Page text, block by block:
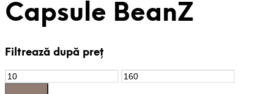
Capsule BeanZ
Filtrează după preț
Preț
Minim
Preț